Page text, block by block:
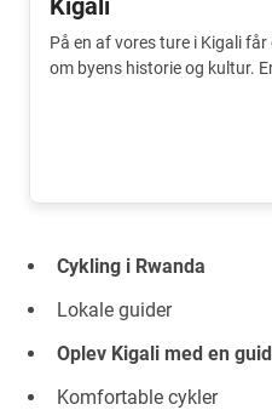
Kigali
På en af vores ture i Kigali
om byens historie og kultur.
Cykling i Rwanda
Lokale guider
Oplev Kigali med en
Komfortable cykler